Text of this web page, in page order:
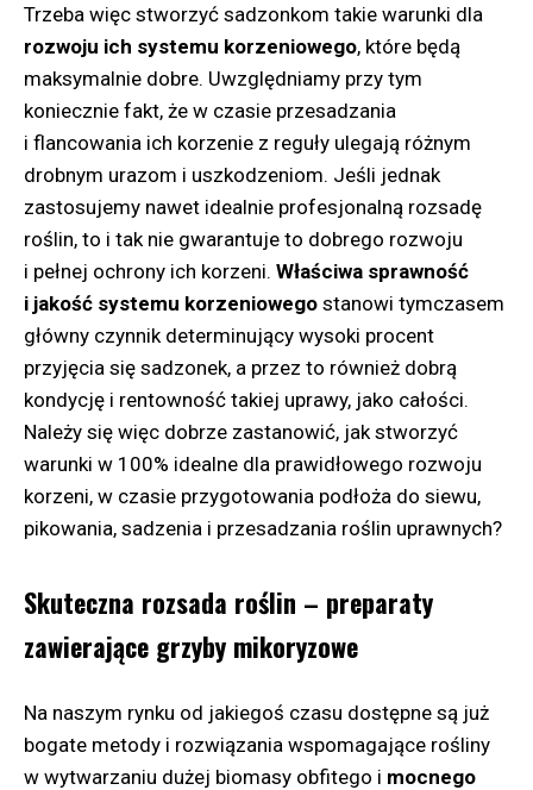
Trzeba więc stworzyć sadzonkom takie warunki dla
rozwoju ich systemu korzeniowego, które będą
maksymalnie dobre. Uwzględniamy przy tym
koniecznie fakt, że w czasie przesadzania
i flancowania ich korzenie z reguły ulegają różnym
drobnym urazom i uszkodzeniom. Jeśli jednak
zastosujemy nawet idealnie profesjonalną rozsadę
roślin, to i tak nie gwarantuje to dobrego rozwoju
i pełnej ochrony ich korzeni. Właściwa sprawność
i jakość systemu korzeniowego stanowi tymczasem
główny czynnik determinujący wysoki procent
przyjęcia się sadzonek, a przez to również dobrą
kondycję i rentowność takiej uprawy, jako całości.
Należy się więc dobrze zastanowić, jak stworzyć
warunki w 100% idealne dla prawidłowego rozwoju
korzeni, w czasie przygotowania podłoża do siewu,
pikowania, sadzenia i przesadzania roślin uprawnych?
Skuteczna rozsada roślin – preparaty
zawierające grzyby mikoryzowe
Na naszym rynku od jakiegoś czasu dostępne są już
bogate metody i rozwiązania wspomagające rośliny
w wytwarzaniu dużej biomasy obfitego i mocnego